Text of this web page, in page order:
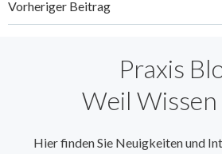
Vorheriger Beitrag
Praxis
Weil
Hier finden Sie Neuigkeiten und